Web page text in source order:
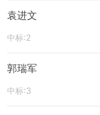
袁进文
中标:2
郭瑞军
中标:3